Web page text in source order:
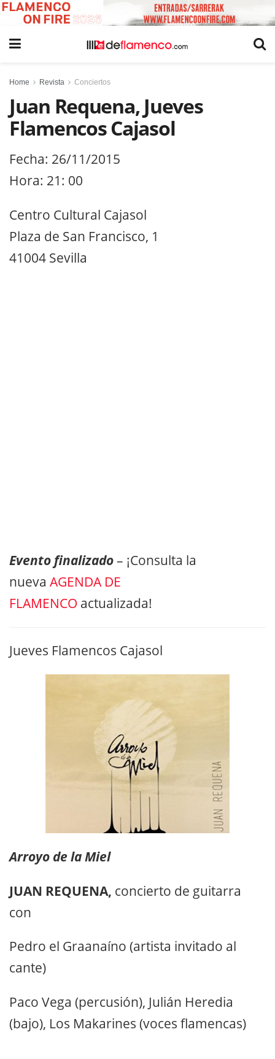
Home Revista Conciertos
Juan Requena, Jueves
Flamencos Cajasol
Fecha: 26/11/2015
Hora: 21: 00
Centro Cultural Cajasol
Plaza de San Francisco, 1
41004 Sevilla
Evento finalizado– ¡Consulta la
nueva AGENDA DE
FLAMENCO actualizada!
Jueves Flamencos Cajasol
Arroyo de la Miel
JUAN REQUENA, concierto de guitarra
con
Pedro el Graanaíno (artista invitado al
cante)
Paco Vega (percusión), Julián Heredia
(bajo), Los Makarines (voces flamencas)